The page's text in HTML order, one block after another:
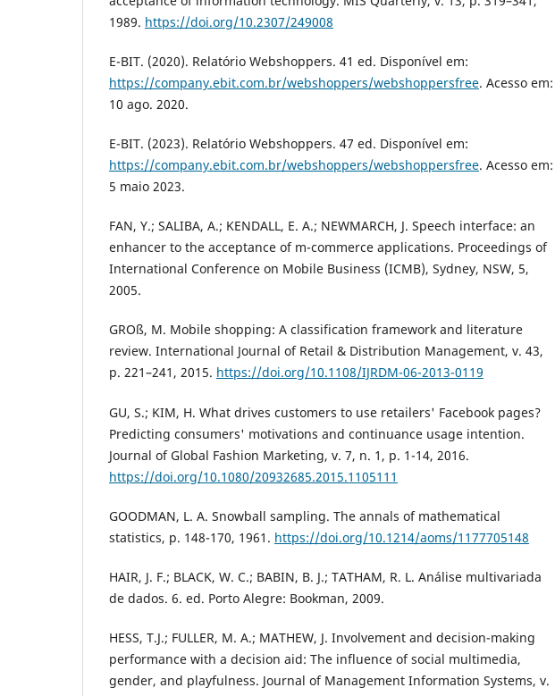
1989. https://doi.org/10.2307/249008
E-BIT. (2020). Relatório Webshoppers. 41 ed. Disponível em:
https://company.ebit.com.br/webshoppers/webshoppersfree. Acesso em:
10 ago. 2020.
E-BIT. (2023). Relatório Webshoppers. 47 ed. Disponível em:
https://company.ebit.com.br/webshoppers/webshoppersfree. Acesso em:
5 maio 2023.
FAN, Y.; SALIBA, A.; KENDALL, E. A.; NEWMARCH, J. Speech interface: an
enhancer to the acceptance of m-commerce applications. Proceedings of
International Conference on Mobile Business (ICMB), Sydney, NSW, 5,
2005.
GROß, M. Mobile shopping: A classification framework and literature
review. International Journal of Retail & Distribution Management, v. 43,
p. 221–241, 2015. https://doi.org/10.1108/IJRDM-06-2013-0119
GU, S.; KIM, H. What drives customers to use retailers' Facebook pages?
Predicting consumers' motivations and continuance usage intention.
Journal of Global Fashion Marketing, v. 7, n. 1, p. 1-14, 2016.
https://doi.org/10.1080/20932685.2015.1105111
GOODMAN, L. A. Snowball sampling. The annals of mathematical
statistics, p. 148-170, 1961. https://doi.org/10.1214/aoms/1177705148
HAIR, J. F.; BLACK, W. C.; BABIN, B. J.; TATHAM, R. L. Análise multivariada
de dados. 6. ed. Porto Alegre: Bookman, 2009.
HESS, T.J.; FULLER, M. A.; MATHEW, J. Involvement and decision-making
performance with a decision aid: The influence of social multimedia,
gender, and playfulness. Journal of Management Information Systems, v.